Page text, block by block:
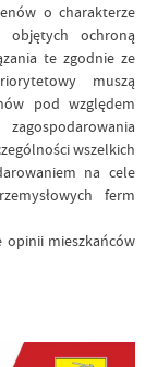
o charakterze
objętych ochroną
te zgodnie ze
muszą
pod względem
wszelkich
na cele
ferm
opinii mieszkańców